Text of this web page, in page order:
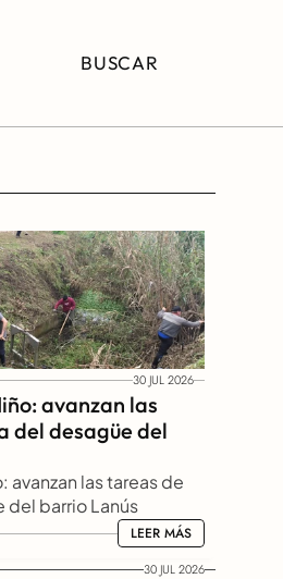
BUSCAR
30 JUL 2026
avanzan las
del desagüe del
avanzan las tareas de
barrio Lanús
LEER MÁS
LEER MÁS
30 JUL 2026